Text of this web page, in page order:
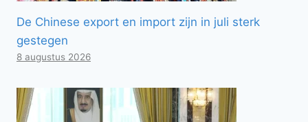
De Chinese export en import zijn in juli sterk
gestegen
8 augustus 2026